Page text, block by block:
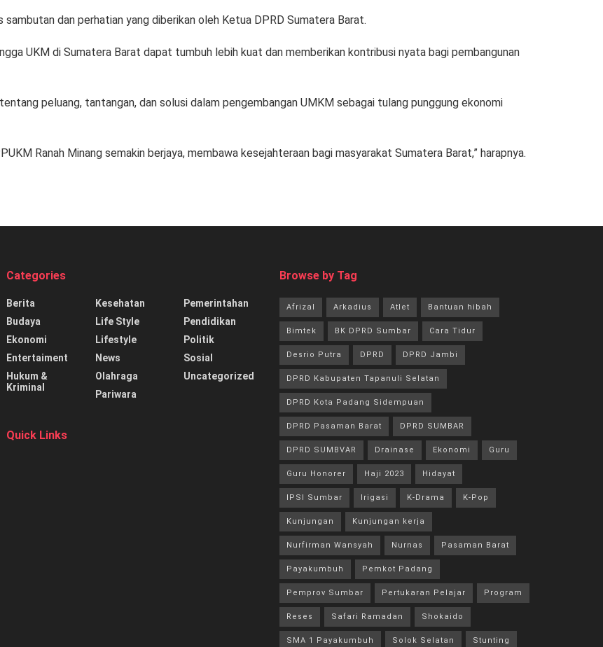
dan perhatian yang diberikan oleh Ketua DPRD Sumatera Barat.
UKM di Sumatera Barat dapat tumbuh lebih kuat dan memberikan kontribusi nyata bagi pembangunan
peluang, tantangan, dan solusi dalam pengembangan UMKM sebagai tulang punggung ekonomi
Ranah Minang semakin berjaya, membawa kesejahteraan bagi masyarakat Sumatera Barat,” harapnya.
Categories
Berita
Budaya
Ekonomi
Entertaiment
Hukum &
Kriminal
Kesehatan
Life Style
Lifestyle
News
Olahraga
Pariwara
Pemerintahan
Pendidikan
Politik
Sosial
Uncategorized
Quick Links
Browse by Tag
Afrizal Arkadius Atlet Bantuan hibah
Bimtek BK DPRD Sumbar Cara Tidur
Desrio Putra DPRD DPRD Jambi
DPRD Kabupaten Tapanuli Selatan
DPRD Kota Padang Sidempuan
DPRD Pasaman Barat DPRD SUMBAR
DPRD SUMBVAR Drainase Ekonomi Guru
Guru Honorer Haji 2023 Hidayat
IPSI Sumbar Irigasi K-Drama K-Pop
Kunjungan Kunjungan kerja
Nurfirman Wansyah Nurnas Pasaman Barat
Payakumbuh Pemkot Padang
Pemprov Sumbar Pertukaran Pelajar Program
Reses Safari Ramadan Shokaido
SMA 1 Payakumbuh Solok Selatan Stunting